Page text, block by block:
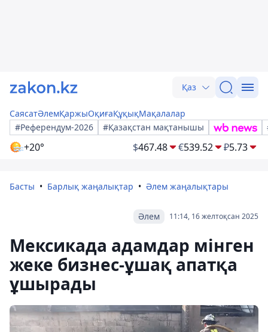
Қаз
СаясатӘлемҚаржыОқиғаҚұқықМақалалар
#Референдум-2026
#Қазақстан мақтанышы
+20° $467.48 €539.52 ₽5.73
Басты Барлық жаңалықтар Әлем жаңалықтары
11:14, 16 желтоқсан 2025
Әлем
Мексикада адамдар мінген
жеке бизнес-ұшақ апатқа
ұшырады